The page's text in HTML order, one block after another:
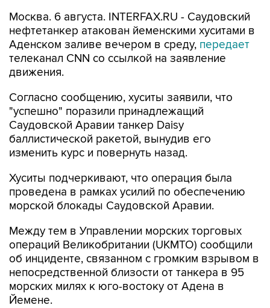
Москва. 6 августа. INTERFAX.RU - Саудовский
нефтетанкер атакован йеменскими хуситами в
Аденском заливе вечером в среду, передает
телеканал CNN со ссылкой на заявление
движения.
Согласно сообщению, хуситы заявили, что
"успешно" поразили принадлежащий
Саудовской Аравии танкер Daisy
баллистической ракетой, вынудив его
изменить курс и повернуть назад.
Хуситы подчеркивают, что операция была
проведена в рамках усилий по обеспечению
морской блокады Саудовской Аравии.
Между тем в Управлении морских торговых
операций Великобритании (UKMTO) сообщили
об инциденте, связанном с громким взрывом в
непосредственной близости от танкера в 95
морских милях к юго-востоку от Адена в
Йемене.